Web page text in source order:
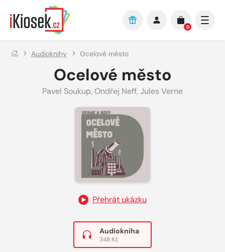
Přejít na hlavní obsah
0
Audioknihy Ocelové město
Ocelové město
Pavel Soukup, Ondřej Neff, Jules Verne
Přehrát ukázku
Audiokniha
348 Kč